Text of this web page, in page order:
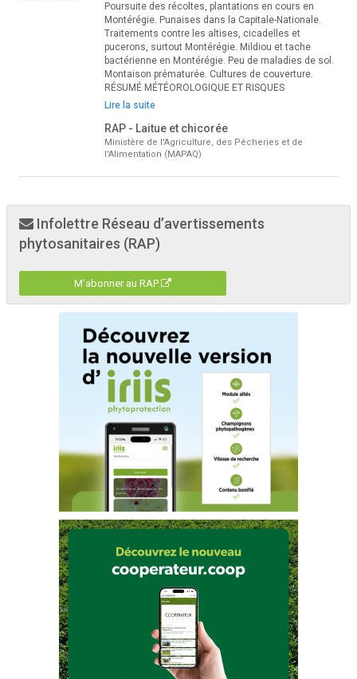
Poursuite des récoltes, plantations en cours en
Montérégie. Punaises dans la Capitale-Nationale.
Traitements contre les altises, cicadelles et
pucerons, surtout Montérégie. Mildiou et tache
bactérienne en Montérégie. Peu de maladies de sol.
Montaison prématurée. Cultures de couverture.
RÉSUMÉ MÉTÉOROLOGIQUE ET RISQUES
Lire la suite
RAP - Laitue et chicorée
Ministère de l'Agriculture, des Pêcheries et de
l'Alimentation (MAPAQ)
Infolettre Réseau d’avertissements
phytosanitaires (RAP)
M'abonner au RAP